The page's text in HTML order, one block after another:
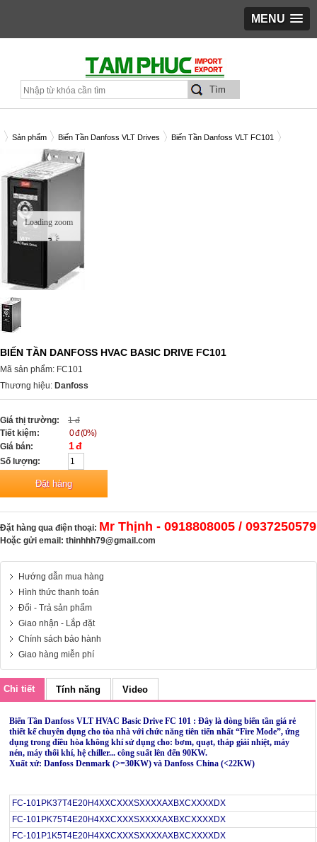
MENU
Sản phẩm Biến Tần Danfoss VLT Drives
Biến Tần Danfoss VLT FC101
TẦN DANFOSS HVAC BASIC DRIVE FC101
Loading zoom
BIẾN TẦN DANFOSS HVAC BASIC DRIVE FC101
Mã sản phẩm: FC101
Thương hiệu: Danfoss
Giá thị trường:
1 đ
Tiết kiệm:
0 đ (0%)
Giá bán:
1 đ
Số lượng:
Đặt hàng qua điện thoại: Mr Thịnh - 0918808005 / 0937250579
Hoặc gửi email: thinhhh79@gmail.com
Hướng dẫn mua hàng
Hình thức thanh toán
Đổi - Trả sản phẩm
Giao nhận - Lắp đặt
Chính sách bảo hành
Giao hàng miễn phí
Chi tiết Tính năng Video
Biến Tần Danfoss VLT HVAC Basic Drive FC 101 : Đây là dòng biến tần giá rẻ
thiết kế chuyên dụng cho tòa nhà với chức năng tiên tiến nhất “Fire Mode”, ứng
dụng trong điều hòa không khí sử dụng cho: bơm, quạt, tháp giải nhiệt, máy
nén, máy thổi khí, hệ chiller... công suất lên đến 90KW.
Xuất xứ: Danfoss Denmark (>=30KW) và Danfoss China (<22KW)
FC-101PK37T4E20H4XXCXXXSXXXXAXBXCXXXXDX
FC-101PK75T4E20H4XXCXXXSXXXXAXBXCXXXXDX
FC-101P1K5T4E20H4XXCXXXSXXXXAXBXCXXXXDX